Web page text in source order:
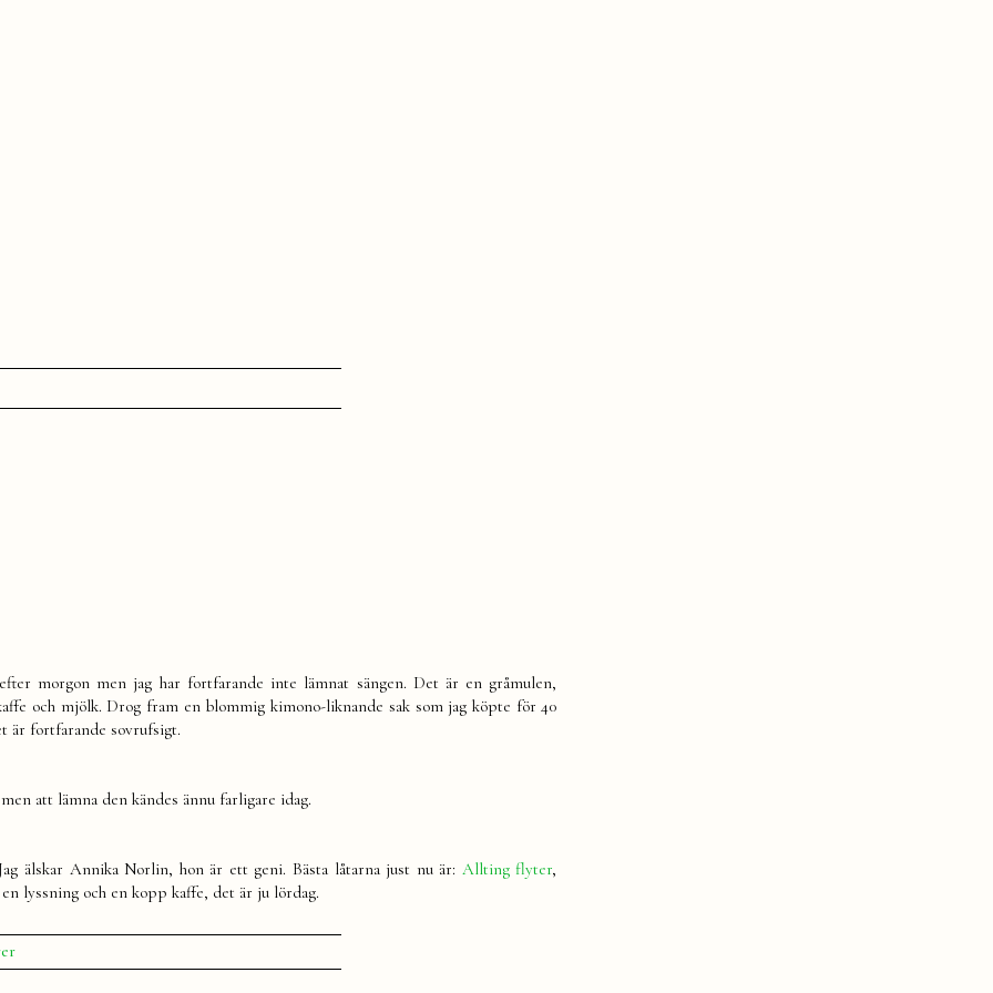
morgon men jag har fortfarande inte lämnat sängen. Det är en gråmulen,
och mjölk. Drog fram en blommig kimono-liknande sak som jag köpte för 40
är fortfarande sovrufsigt.
att lämna den kändes ännu farligare idag.
älskar Annika Norlin, hon är ett geni. Bästa låtarna just nu är: Allting flyter,
lyssning och en kopp kaffe, det är ju lördag.
till
Kaffe